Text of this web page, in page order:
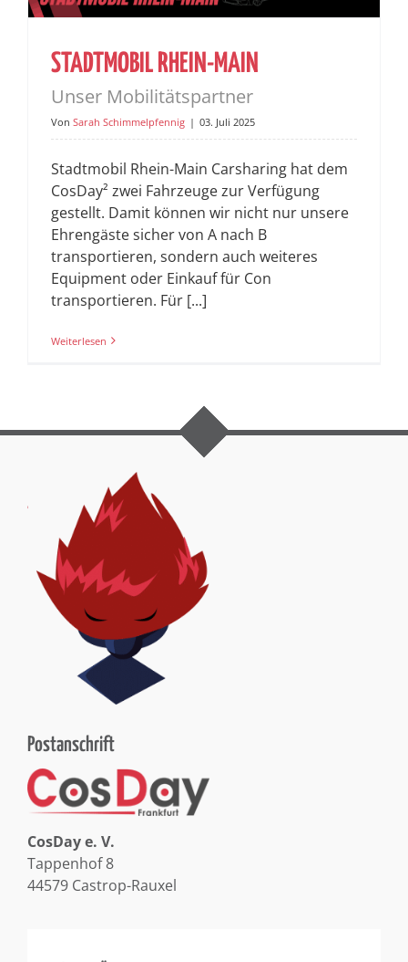
STADTMOBIL RHEIN-MAIN
Unser Mobilitätspartner
Von Sarah Schimmelpfennig | 03. Juli 2025
Stadtmobil Rhein-Main Carsharing hat dem
CosDay² zwei Fahrzeuge zur Verfügung
gestellt. Damit können wir nicht nur unsere
Ehrengäste sicher von A nach B
transportieren, sondern auch weiteres
Equipment oder Einkauf für Con
transportieren. Für [...]
Weiterlesen
Postanschrift
CosDay e. V.
Tappenhof 8
44579 Castrop-Rauxel